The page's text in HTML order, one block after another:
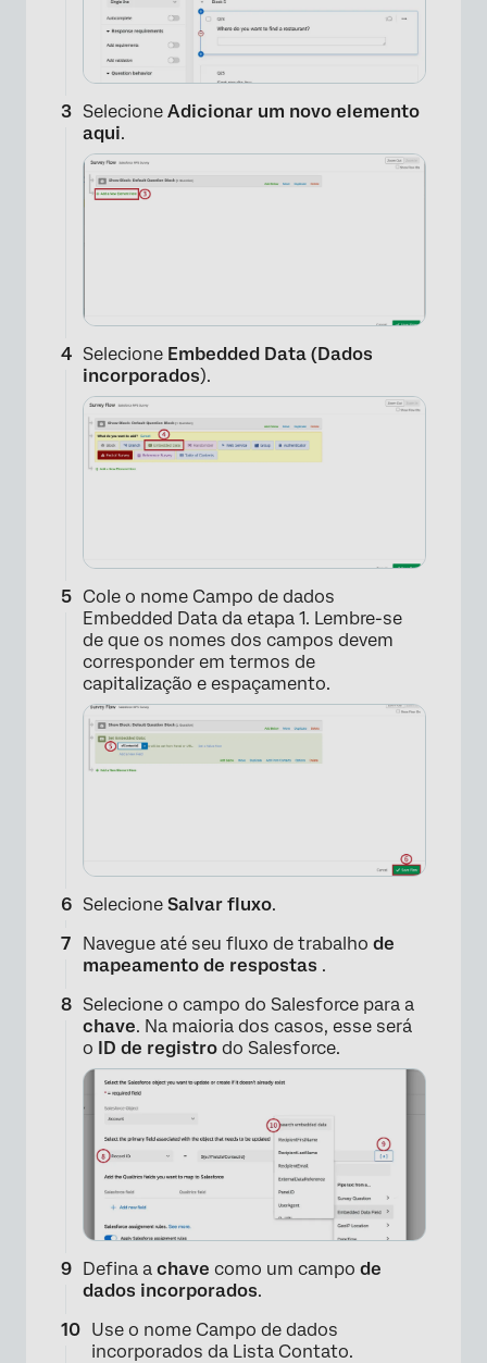
Selecione Adicionar um novo elemento
aqui.
×
Selecione Embedded Data (Dados
incorporados).
Cole o nome Campo de dados
Embedded Data da etapa 1. Lembre-se
de que os nomes dos campos devem
corresponder em termos de
capitalização e espaçamento.
Selecione Salvar fluxo.
Navegue até seu fluxo de trabalho de
mapeamento de respostas .
Selecione o campo do Salesforce para a
chave. Na maioria dos casos, esse será
o ID de registro do Salesforce.
Defina a chave como um campo de
dados incorporados.
Use o nome Campo de dados
incorporados da Lista Contato.